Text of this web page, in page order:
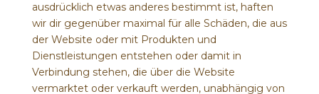
ausdrücklich etwas anderes bestimmt ist, haften
wir dir gegenüber maximal für alle Schäden, die aus
der Website oder mit Produkten und
Dienstleistungen entstehen oder damit in
Verbindung stehen, die über die Website
vermarktet oder verkauft werden, unabhängig von